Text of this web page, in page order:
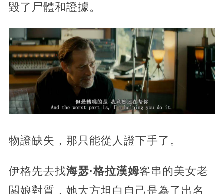
毀了尸體和證據。
物證缺失，那只能從人證下手了。
伊格先去找海瑟·格拉漢姆客串的美女老
闆娘對質，她大方坦白自己是為了出名